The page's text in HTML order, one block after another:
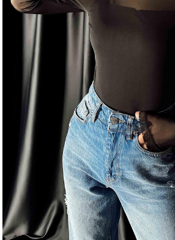
okudum onay veriyorum.
Paylaştığım bilgilerin
WhatsApp üzerinden bilgilendirmeleri almayı